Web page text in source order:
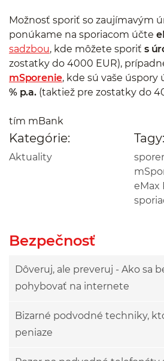
Možnosť sporiť so zaujímavým
ponúkame na sporiacom účte
sadzbou, kde môžete sporiť s
zostatky do 4000 EUR),
mSporenie, kde sú vaše
% p.a.(taktiež pre zostatky do
tím mBank
Kategórie:
Aktuality
Tagy:
eMax
Bezpečnosť
Dôveruj, ale preveruj - Ako sa
pohybovať na internete
Bizarné podvodné techniky,
peniaze